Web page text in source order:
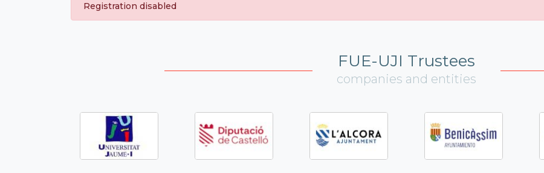
Registration disabled
FUE-UJI Trustees
companies and entities